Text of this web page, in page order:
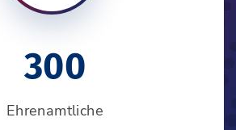
300
Ehrenamtliche